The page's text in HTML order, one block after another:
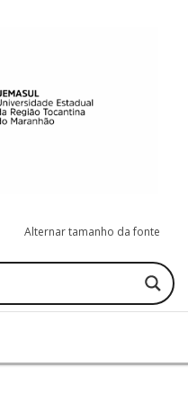
Alternar tamanho da fonte